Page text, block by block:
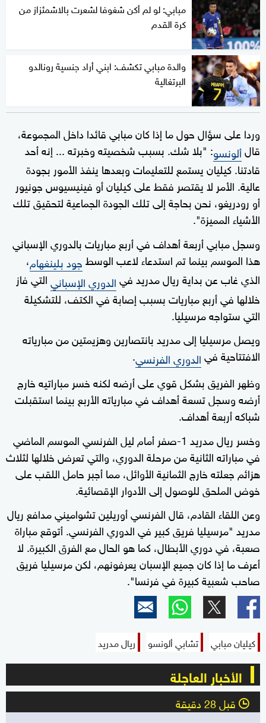
مبابي: لو لم أكن شغوفا لشعرت بالاشمئزاز من
كرة القدم
والدة مبابي تكشف: ابني أراد جنسية رونالدو
البرتغالية
وردا على سؤال حول ما إذا كان مبابي قائدا داخل المجموعة،
قالألونسو: "بلا شك. بسبب شخصيته وخبرته ... إنه أحد
قادتنا. كيليان يستمع للتعليمات وبعدها ينفذ الأمور بجودة
عالية. الأمر لا يقتصر فقط على كيليان أو فينيسيوس جونيور
أو رودريغو، نحن بحاجة إلى تلك الجودة الجماعية لتحقيق تلك
الأشياء المميزة".
وسجل مبابي أربعة أهداف في أربع مباريات بالدوري الإسباني
هذا الموسم بينما تم استدعاء لاعب الوسطجود بلينغهام،
الذي غاب عن بداية ريال مدريد فيالدوري الإسبانيالتي فاز
خلالها في أربع مباريات بسبب إصابة في الكتف، للتشكيلة
التي ستواجه مرسيليا.
ويصل مرسيليا إلى مدريد بانتصارين وهزيمتين من مبارياته
الافتتاحية فيالدوري الفرنسي.
وظهر الفريق بشكل قوي على أرضه لكنه خسر مباراتيه خارج
أرضه وسجل تسعة أهداف في مبارياته الأربع بينما استقبلت
شباكه أربعة أهداف.
وخسر ريال مدريد 1-صفر أمام ليل الفرنسي الموسم الماضي
في مباراته الثانية من مرحلة الدوري، والتي تعرض خلالها لثلاث
هزائم جعلته خارج الثمانية الأوائل، مما أجبر حامل اللقب على
خوض الملحق للوصول إلى الأدوار الإقصائية.
وعن اللقاء القادم، قال الفرنسي أوريلين تشواميني مدافع ريال
مدريد "مرسيليا فريق كبير في الدوري الفرنسي. أتوقع مباراة
صعبة، في دوري الأبطال، كما هو الحال مع الفرق الكبيرة. لا
أعرف ما إذا كان جميع الإسبان يعرفونهم، لكن مرسيليا فريق
صاحب شعبية كبيرة في فرنسا".
كيليان مبابي تشابي ألونسو ريال مدريد
الأخبار العاجلة
l قبل 28 دقيقة